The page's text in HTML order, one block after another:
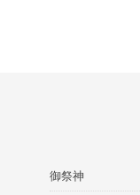
御祭神